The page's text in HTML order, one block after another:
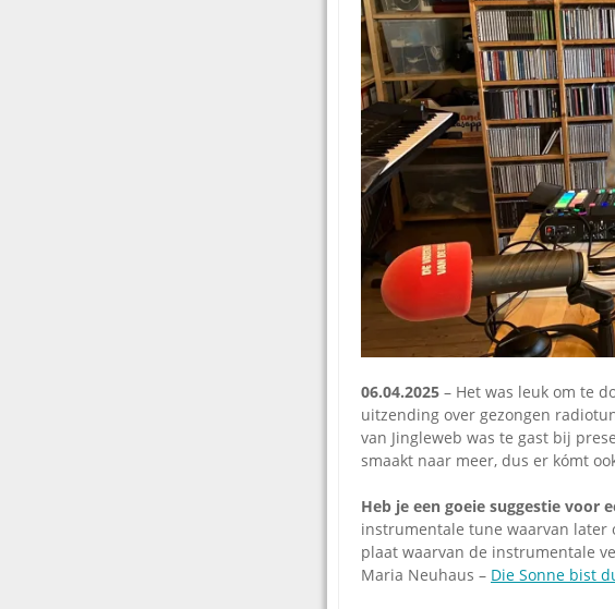
06.04.2025 – Het was leuk om te
uitzending over gezongen
van Jingleweb was te gast bij
smaakt naar meer, dus er kómt
Heb je een goeie suggestie voor
instrumentale tune waarvan later
plaat waarvan de instrumentale
Maria Neuhaus – Die Sonne bist